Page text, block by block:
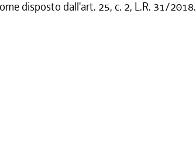
disposto dall'art. 25, c. 2, L.R. 31/2018.